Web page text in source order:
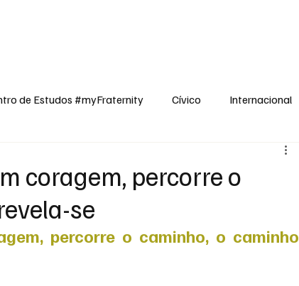
de Estudos #myFraternity Cívico Internacional
coragem, percorre o
se
percorre o caminho, o caminho